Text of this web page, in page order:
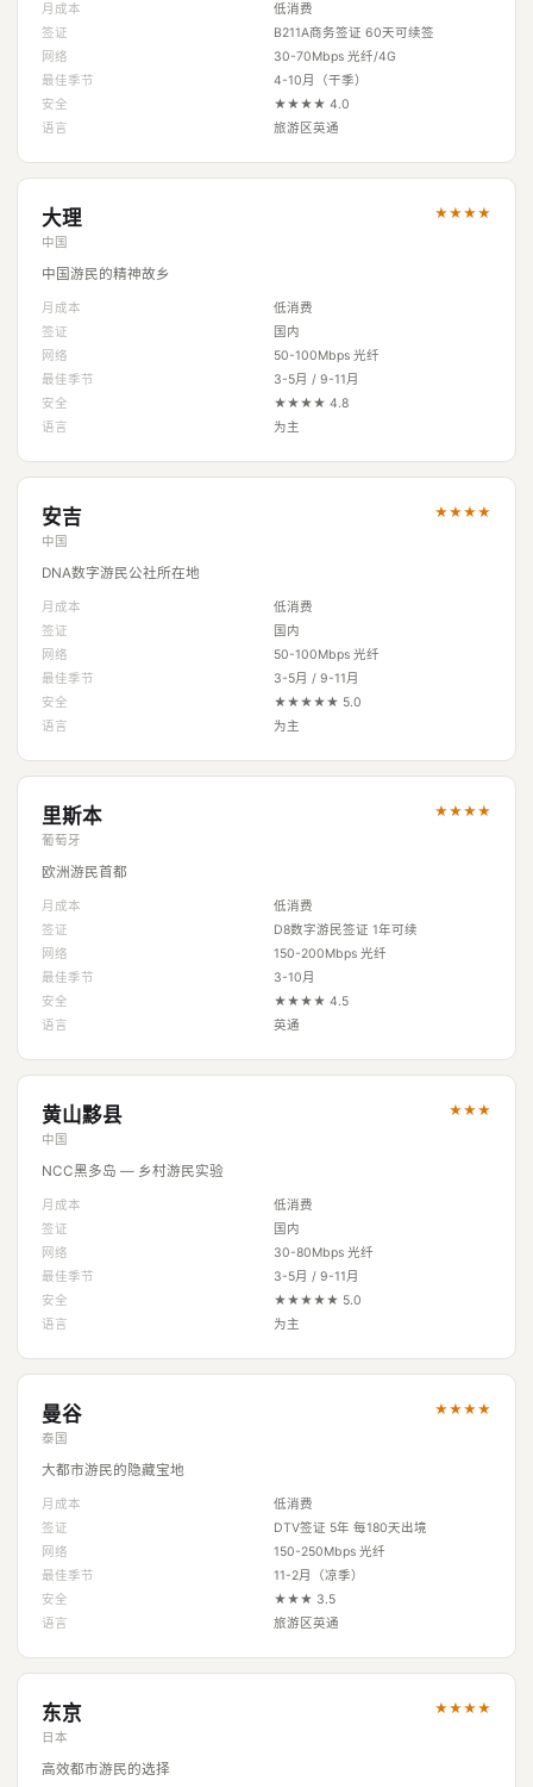
月成本
低消费
签证
B211A商务签证 60天可续签
网络
30-70Mbps 光纤/4G
最佳季节
4-10月（干季）
安全
★★★★ 4.0
语言
旅游区英通
大理
中国
★★★★
中国游民的精神故乡
月成本
低消费
签证
国内
网络
50-100Mbps 光纤
最佳季节
3-5月 / 9-11月
安全
★★★★ 4.8
语言
为主
安吉
中国
★★★★
DNA数字游民公社所在地
月成本
低消费
签证
国内
网络
50-100Mbps 光纤
最佳季节
3-5月 / 9-11月
安全
★★★★★ 5.0
语言
为主
里斯本
葡萄牙
★★★★
欧洲游民首都
月成本
低消费
签证
D8数字游民签证 1年可续
网络
150-200Mbps 光纤
最佳季节
3-10月
安全
★★★★ 4.5
语言
英通
黄山黟县
中国
★★★
NCC黑多岛 — 乡村游民实验
月成本
低消费
签证
国内
网络
30-80Mbps 光纤
最佳季节
3-5月 / 9-11月
安全
★★★★★ 5.0
语言
为主
曼谷
泰国
★★★★
大都市游民的隐藏宝地
月成本
低消费
签证
DTV签证 5年 每180天出境
网络
150-250Mbps 光纤
最佳季节
11-2月（凉季）
安全
★★★ 3.5
语言
旅游区英通
东京
日本
★★★★
高效都市游民的选择